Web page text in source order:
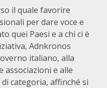
il quale favorire
per dare voce e
quei Paesi e a chi ci è
Adnkronos
italiano, alla
associazioni e alle
categoria, affinché si